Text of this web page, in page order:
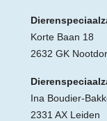
Korte Baan 18
2632 GK
Ina Boudier-
2331 AX Leiden